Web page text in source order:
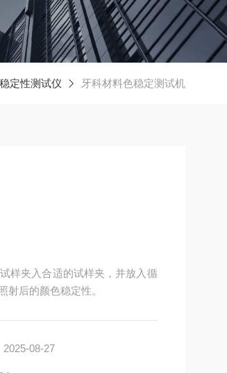
定性测试仪 牙科材料色稳定测试机
样夹入合适的试样夹，并放入循
后的颜色稳定性。
08-27